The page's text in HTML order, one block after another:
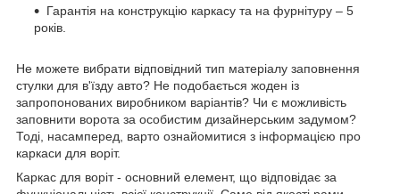
Гарантія на конструкцію каркасу та на фурнітуру – 5
років.
Не можете вибрати відповідний тип матеріалу заповнення
стулки для в'їзду авто? Не подобається жоден із
запропонованих виробником варіантів? Чи є можливість
заповнити ворота за особистим дизайнерським задумом?
Тоді, насамперед, варто ознайомитися з інформацією про
каркаси для воріт.
Каркас для воріт - основний елемент, що відповідає за